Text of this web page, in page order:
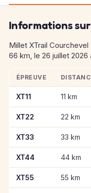
Informations
Millet XTrail
66 km, le 26 juillet 2026
Informations clés des
ÉPREUVE
XT11 11 km
XT22 22 km
XT33 33 km
XT44 44 km
XT55 55 km